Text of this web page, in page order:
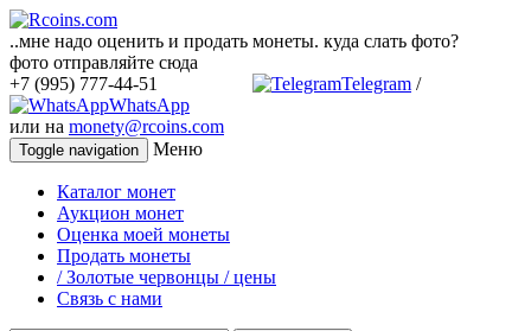
..мне надо оценить и продать монеты. куда слать фото?
фото отправляйте сюда
+7 (995) 777-44-51
Telegram /
WhatsApp
или на monety@rcoins.com
Toggle navigation Меню
Каталог монет
Аукцион монет
Оценка моей монеты
Продать монеты
/ Золотые червонцы / цены
Связь с нами